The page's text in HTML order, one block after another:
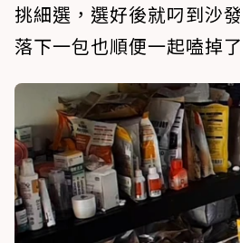
挑細選，選好後就叼到沙
落下一包也順便一起嗑掉